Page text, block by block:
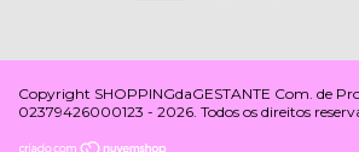
Copyright SHOPPINGdaGESTANTE Com. de
02379426000123 - 2026. Todos os direitos